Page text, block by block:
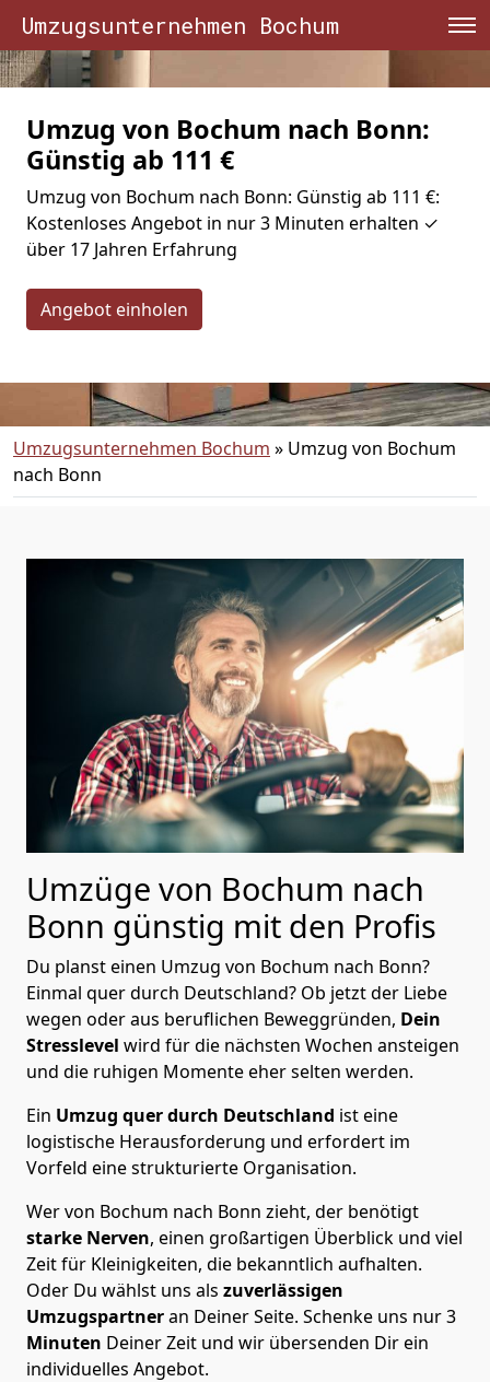
Umzugsunternehmen Bochum
Umzug von Bochum nach Bonn:
Günstig ab 111 €
Umzug von Bochum nach Bonn: Günstig ab 111 €:
Kostenloses Angebot in nur 3 Minuten erhalten ✓
über 17 Jahren Erfahrung
Angebot einholen
Umzugsunternehmen Bochum » Umzug von Bochum
nach Bonn
Umzüge von Bochum nach
Bonn günstig mit den Profis
Du planst einen Umzug von Bochum nach Bonn?
Einmal quer durch Deutschland? Ob jetzt der Liebe
wegen oder aus beruflichen Beweggründen, Dein
Stresslevel wird für die nächsten Wochen ansteigen
und die ruhigen Momente eher selten werden.
Ein Umzug quer durch Deutschland ist eine
logistische Herausforderung und erfordert im
Vorfeld eine strukturierte Organisation.
Wer von Bochum nach Bonn zieht, der benötigt
starke Nerven, einen großartigen Überblick und viel
Zeit für Kleinigkeiten, die bekanntlich aufhalten.
Oder Du wählst uns als zuverlässigen
Umzugspartneran Deiner Seite. Schenke uns nur3
Minuten Deiner Zeit und wir übersenden Dir ein
individuelles Angebot.